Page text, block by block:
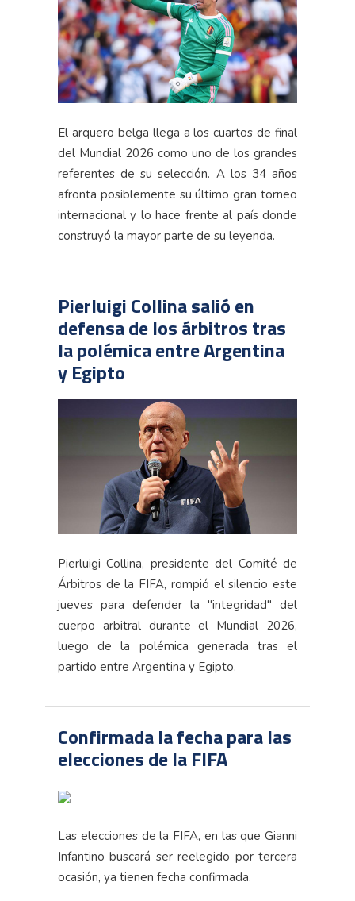
El arquero belga llega a los cuartos de final
del Mundial 2026 como uno de los grandes
referentes de su selección. A los 34 años
afronta posiblemente su último gran torneo
internacional y lo hace frente al país donde
construyó la mayor parte de su leyenda.
Pierluigi Collina salió en
defensa de los árbitros tras
la polémica entre Argentina
y Egipto
Pierluigi Collina, presidente del Comité de
Árbitros de la FIFA, rompió el silencio este
jueves para defender la "integridad" del
cuerpo arbitral durante el Mundial 2026,
luego de la polémica generada tras el
partido entre Argentina y Egipto.
Confirmada la fecha para las
elecciones de la FIFA
Las elecciones de la FIFA, en las que Gianni
Infantino buscará ser reelegido por tercera
ocasión, ya tienen fecha confirmada.